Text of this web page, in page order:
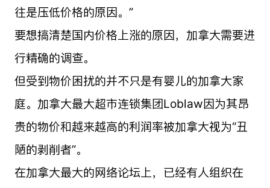
往是压低价格的原因。”
要想搞清楚国内价格上涨的原因，加拿大需要进
行精确的调查。
但受到物价困扰的并不只是有婴儿的加拿大家
庭。加拿大最大超市连锁集团Loblaw因为其昂
贵的物价和越来越高的利润率被加拿大视为“丑
陋的剥削者”。
在加拿大最大的网络论坛上，已经有人组织在